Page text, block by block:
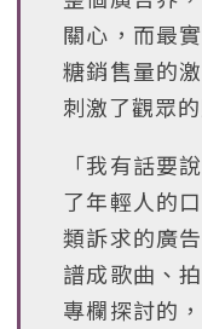
關心，而最
糖銷售量的
刺激了觀眾
「我有話要
了年輕人的
類訴求的廣
譜成歌曲、
專欄探討的